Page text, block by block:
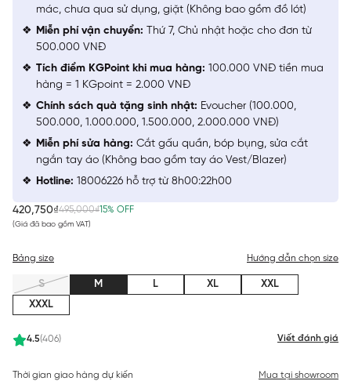
420,750₫495,000₫15% OFF
(Giá đã bao gồm VAT)
4.5(406) Viết đánh giá
Bảng size Hướng dẫn chọn size
S M L XL
XXL
XXXL
Thời gian giao hàng dự kiến
Mua tại showroom
mác, chưa qua sử dụng, giặt (Không bao gồm đồ lót)
Miễn phí vận chuyển: Thứ 7, Chủ nhật hoặc cho đơn từ
500.000 VNĐ
Tích điểm KGPoint khi mua hàng: 100.000 VNĐ tiền mua
hàng = 1 KGpoint = 2.000 VNĐ
Chính sách quà tặng sinh nhật: Evoucher (100.000,
500.000, 1.000.000, 1.500.000, 2.000.000 VNĐ)
Miễn phí sửa hàng: Cắt gấu quần, bóp bụng, sửa cắt
ngắn tay áo (Không bao gồm tay áo Vest/Blazer)
Hotline: 18006226 hỗ trợ từ 8h00:22h00